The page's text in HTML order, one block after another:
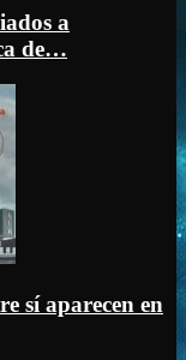
a
de…
sí aparecen en